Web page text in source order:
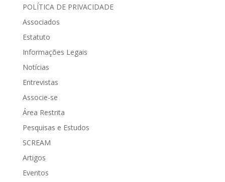
POLÍTICA DE PRIVACIDADE
Associados
Estatuto
Informações Legais
Notícias
Entrevistas
Associe-se
Área Restrita
Pesquisas e Estudos
SCREAM
Artigos
Eventos